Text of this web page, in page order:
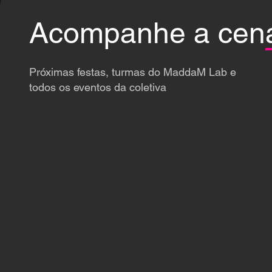
Acompanhe a
Próximas festas, turmas do MaddaM Lab e
todos os eventos da coletiva